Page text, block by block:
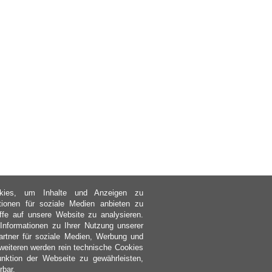
um Inhalte und Anzeigen zu
für soziale Medien anbieten zu
auf unsere Website zu analysieren.
zu Ihrer Nutzung unserer
für soziale Medien, Werbung und
werden rein technische Cookies
der Webseite zu gewährleisten,